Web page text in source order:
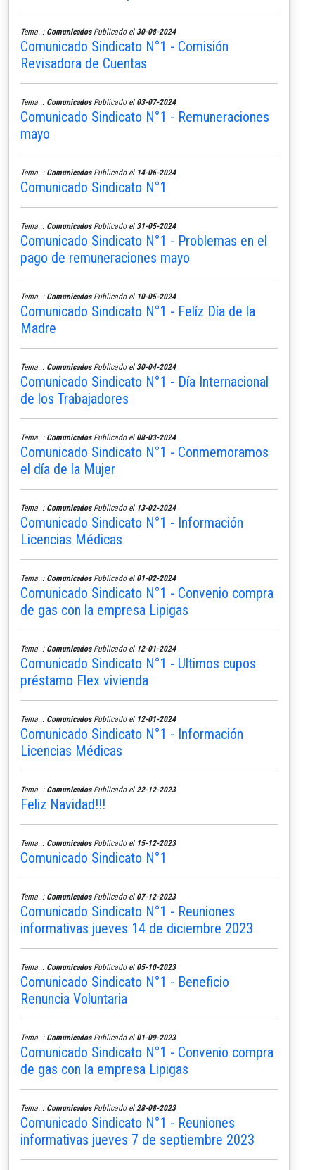
Tema..: ComunicadosPublicado el 30-08-2024
Comunicado Sindicato N°1 - Comisión
Revisadora de Cuentas
Tema..: ComunicadosPublicado el 03-07-2024
Comunicado Sindicato N°1 - Remuneraciones
mayo
Tema..: ComunicadosPublicado el 14-06-2024
Comunicado Sindicato N°1
Tema..: ComunicadosPublicado el 31-05-2024
Comunicado Sindicato N°1 - Problemas en el
pago de remuneraciones mayo
Tema..: ComunicadosPublicado el 10-05-2024
Comunicado Sindicato N°1 - Felíz Día de la
Madre
Tema..: ComunicadosPublicado el 30-04-2024
Comunicado Sindicato N°1 - Día Internacional
de los Trabajadores
Tema..: ComunicadosPublicado el 08-03-2024
Comunicado Sindicato N°1 - Conmemoramos
el día de la Mujer
Tema..: ComunicadosPublicado el 13-02-2024
Comunicado Sindicato N°1 - Información
Licencias Médicas
Tema..: ComunicadosPublicado el 01-02-2024
Comunicado Sindicato N°1 - Convenio compra
de gas con la empresa Lipigas
Tema..: ComunicadosPublicado el 12-01-2024
Comunicado Sindicato N°1 - Ultimos cupos
préstamo Flex vivienda
Tema..: ComunicadosPublicado el 12-01-2024
Comunicado Sindicato N°1 - Información
Licencias Médicas
Tema..: ComunicadosPublicado el 22-12-2023
Feliz Navidad!!!
Tema..: ComunicadosPublicado el 15-12-2023
Comunicado Sindicato N°1
Tema..: ComunicadosPublicado el 07-12-2023
Comunicado Sindicato N°1 - Reuniones
informativas jueves 14 de diciembre 2023
Tema..: ComunicadosPublicado el 05-10-2023
Comunicado Sindicato N°1 - Beneficio
Renuncia Voluntaria
Tema..: ComunicadosPublicado el 01-09-2023
Comunicado Sindicato N°1 - Convenio compra
de gas con la empresa Lipigas
Tema..: ComunicadosPublicado el 28-08-2023
Comunicado Sindicato N°1 - Reuniones
informativas jueves 7 de septiembre 2023